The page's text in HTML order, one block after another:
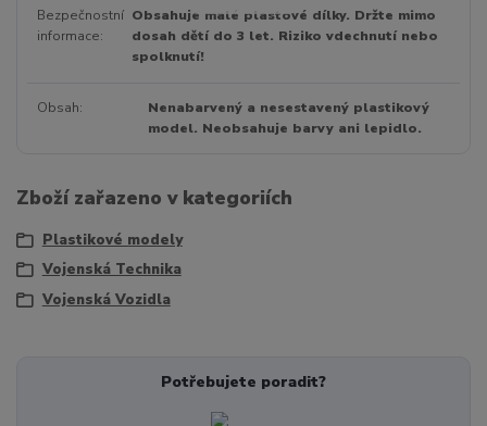
Bezpečnostní
informace
Obsahuje malé plastové dílky. Držte mimo
dosah dětí do 3 let. Riziko vdechnutí nebo
spolknutí!
Obsah
Nenabarvený a nesestavený plastikový
model. Neobsahuje barvy ani lepidlo.
Zboží zařazeno v kategoriích
Plastikové modely
Vojenská Technika
Vojenská Vozidla
Potřebujete poradit?